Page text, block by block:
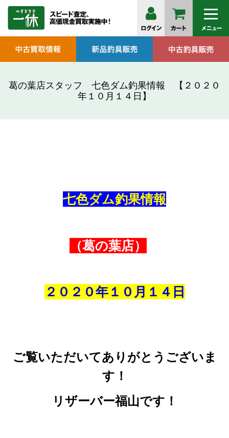
葛の葉店スタッフ 七色ダム釣果情報 【２０２０
年１０月１４日】
七色ダム釣果情報
（葛の葉店）
２０２０年１０ 月 １４ 日
ご覧いただいてありがとうございま
す！
リザーバー福山です！